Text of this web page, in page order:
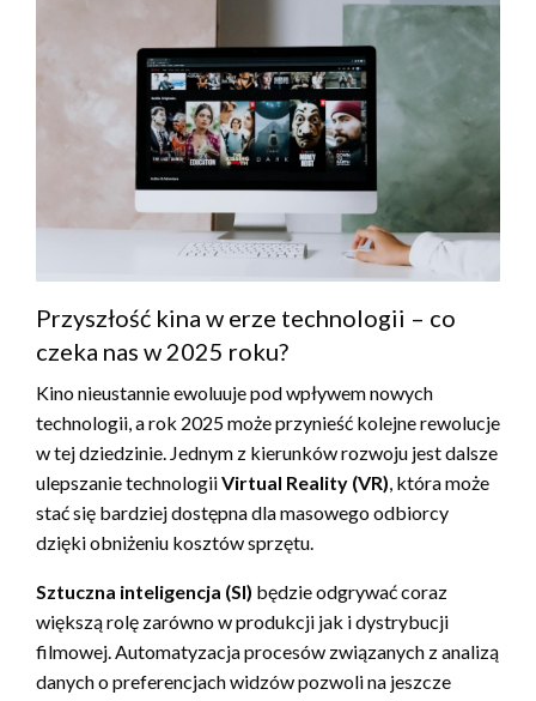
Przyszłość kina w erze technologii – co
czeka nas w 2025 roku?
Kino nieustannie ewoluuje pod wpływem nowych
technologii, a rok 2025 może przynieść kolejne rewolucje
w tej dziedzinie. Jednym z kierunków rozwoju jest dalsze
ulepszanie technologiiVirtual Reality (VR), która może
stać się bardziej dostępna dla masowego odbiorcy
dzięki obniżeniu kosztów sprzętu.
Sztuczna inteligencja (SI) będzie odgrywać coraz
większą rolę zarówno w produkcji jak i dystrybucji
filmowej. Automatyzacja procesów związanych z analizą
danych o preferencjach widzów pozwoli na jeszcze